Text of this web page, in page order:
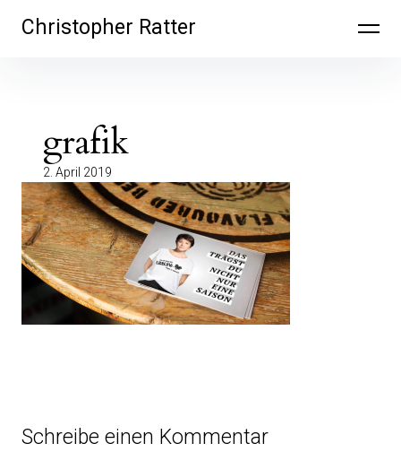
überspringen
Christopher Ratter
grafik
2. April 2019
Schreibe einen Kommentar